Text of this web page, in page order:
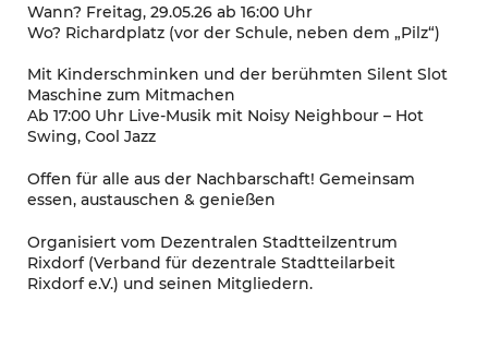
Wann? Freitag, 29.05.26 ab 16:00 Uhr
Wo? Richardplatz (vor der Schule, neben dem „Pilz“)
Mit Kinderschminken und der berühmten Silent Slot
Maschine zum Mitmachen
Ab 17:00 Uhr Live-Musik mit Noisy Neighbour – Hot
Swing, Cool Jazz
Offen für alle aus der Nachbarschaft! Gemeinsam
essen, austauschen & genießen
Organisiert vom Dezentralen Stadtteilzentrum
Rixdorf (Verband für dezentrale Stadtteilarbeit
Rixdorf e.V.) und seinen Mitgliedern.